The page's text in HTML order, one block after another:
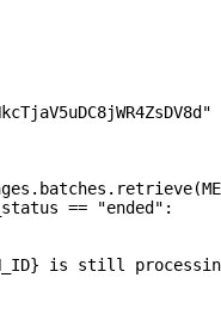
== "ended" :
} is still